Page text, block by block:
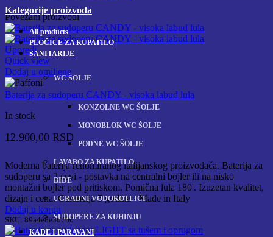
Kategorije proizvoda
Allproducts
PLOČICE ZA KUPATILO
SANITARIJE
WC ŠOLJE
KONZOLNE WC ŠOLJE
MONOBLOK WC ŠOLJE
PODNE WC ŠOLJE
LAVABO ZA KUPATILO
BIDE
UGRADNI VODOKOTLIĆI
SUDOPERE ZA KUHINJU
KADE I PARAVANI
Povezani proizvodi
Uporedi
Quick view
Dodaj u omiljene
Baterija za sudoperu CANDY - visoka labud lula
In stock
12.900,00 RSD
Moderna baterija renomiranog italijanskog proizvođača. Baterija za
sudoperu sa 2 cevi - postavka na centralni bojler ili na nisko
montažni bojler pod pritiskom. Pomična lula 180'. Izuzetan kvalitet,
dizajn i cena. Garancija 5 godina - Made in Italy
Dodaj u korpu
SKU: 89a4e8e307b6